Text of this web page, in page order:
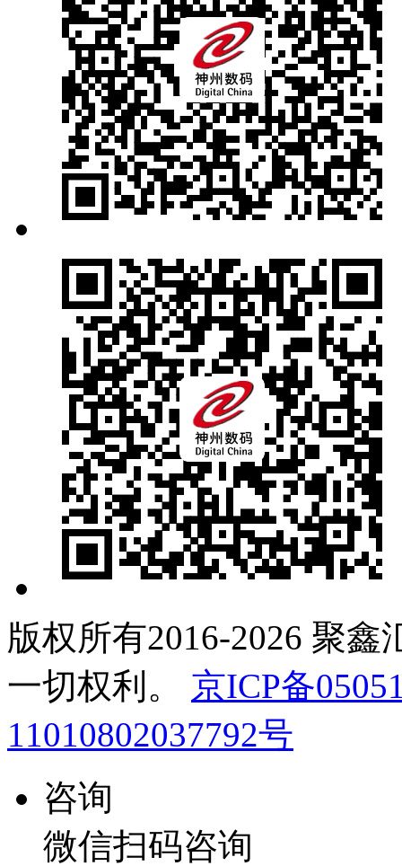
版权所有2016-2026 聚鑫
一切权利。
京ICP备
11010802037792号
咨询
微信扫码咨询